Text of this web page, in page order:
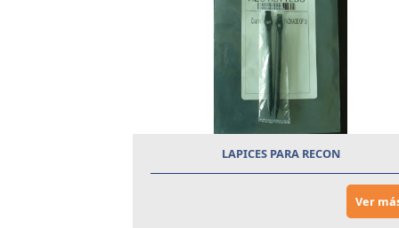
LAPICES PARA RECON
Ver